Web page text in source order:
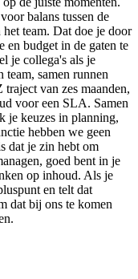
balans tussen de
het team. Dat doe je door
en budget in de gaten te
je collega's als je
team, samen runnen
van zes maanden,
voor een SLA. Samen
je keuzes in planning,
hebben we geen
dat je zin hebt om
goed bent in je
op inhoud. Als je
en telt dat
dat bij ons te komen